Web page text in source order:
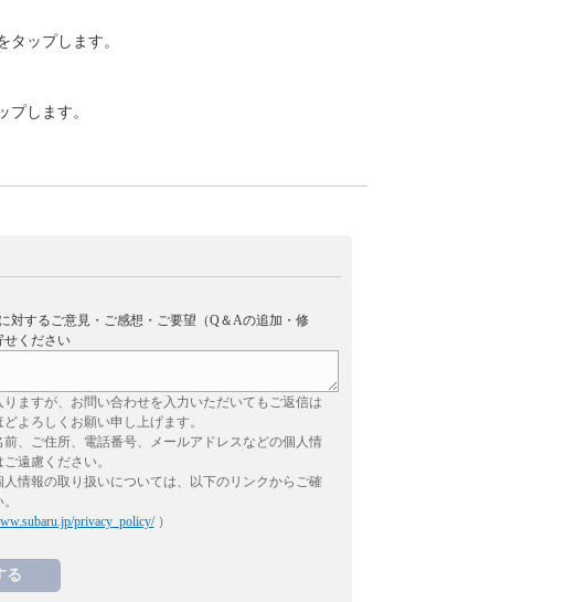
タップします。
プします。
対するご意見・ご感想・ご要望（Q＆Aの追加・修
せください
りますが、お問い合わせを入力いただいてもご返信は
どよろしくお願い申し上げます。
前、ご住所、電話番号、メールアドレスなどの個人情
遠慮ください。
情報の取り扱いについては、以下のリンクからご確
privacy_policy/）